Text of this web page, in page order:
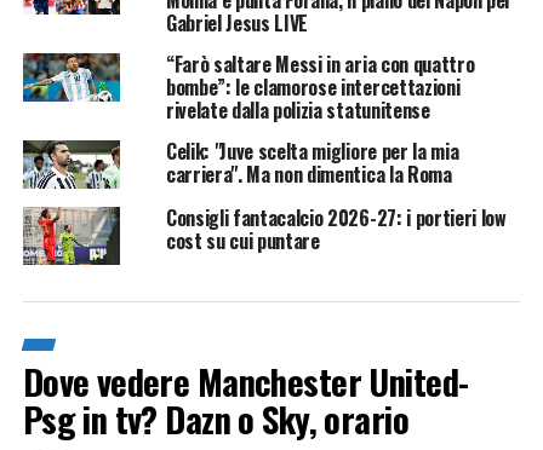
Gabriel Jesus LIVE
“Farò saltare Messi in aria con quattro
bombe”: le clamorose intercettazioni
rivelate dalla polizia statunitense
Celik: "Juve scelta migliore per la mia
carriera". Ma non dimentica la Roma
Consigli fantacalcio 2026-27: i portieri low
cost su cui puntare
Dove vedere Manchester United-
Psg in tv? Dazn o Sky, orario